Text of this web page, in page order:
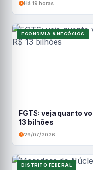
Há 19 horas
ECONOMIA & NEGÓCIOS
FGTS: veja quanto
13 bilhões
29/07/2026
DISTRITO FEDERAL